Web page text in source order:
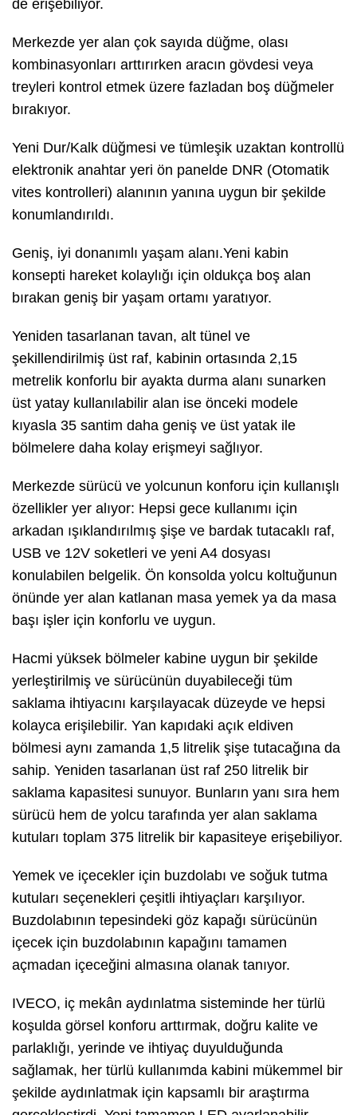
de erişebiliyor.
Merkezde yer alan çok sayıda düğme, olası
kombinasyonları arttırırken aracın gövdesi veya
treyleri kontrol etmek üzere fazladan boş düğmeler
bırakıyor.
Yeni Dur/Kalk düğmesi ve tümleşik uzaktan kontrollü
elektronik anahtar yeri ön panelde DNR (Otomatik
vites kontrolleri) alanının yanına uygun bir şekilde
konumlandırıldı.
Geniş, iyi donanımlı yaşam alanı.Yeni kabin
konsepti hareket kolaylığı için oldukça boş alan
bırakan geniş bir yaşam ortamı yaratıyor.
Yeniden tasarlanan tavan, alt tünel ve
şekillendirilmiş üst raf, kabinin ortasında 2,15
metrelik konforlu bir ayakta durma alanı sunarken
üst yatay kullanılabilir alan ise önceki modele
kıyasla 35 santim daha geniş ve üst yatak ile
bölmelere daha kolay erişmeyi sağlıyor.
Merkezde sürücü ve yolcunun konforu için kullanışlı
özellikler yer alıyor: Hepsi gece kullanımı için
arkadan ışıklandırılmış şişe ve bardak tutacaklı raf,
USB ve 12V soketleri ve yeni A4 dosyası
konulabilen belgelik. Ön konsolda yolcu koltuğunun
önünde yer alan katlanan masa yemek ya da masa
başı işler için konforlu ve uygun.
Hacmi yüksek bölmeler kabine uygun bir şekilde
yerleştirilmiş ve sürücünün duyabileceği tüm
saklama ihtiyacını karşılayacak düzeyde ve hepsi
kolayca erişilebilir. Yan kapıdaki açık eldiven
bölmesi aynı zamanda 1,5 litrelik şişe tutacağına da
sahip. Yeniden tasarlanan üst raf 250 litrelik bir
saklama kapasitesi sunuyor. Bunların yanı sıra hem
sürücü hem de yolcu tarafında yer alan saklama
kutuları toplam 375 litrelik bir kapasiteye erişebiliyor.
Yemek ve içecekler için buzdolabı ve soğuk tutma
kutuları seçenekleri çeşitli ihtiyaçları karşılıyor.
Buzdolabının tepesindeki göz kapağı sürücünün
içecek için buzdolabının kapağını tamamen
açmadan içeceğini almasına olanak tanıyor.
IVECO, iç mekân aydınlatma sisteminde her türlü
koşulda görsel konforu arttırmak, doğru kalite ve
parlaklığı, yerinde ve ihtiyaç duyulduğunda
sağlamak, her türlü kullanımda kabini mükemmel bir
şekilde aydınlatmak için kapsamlı bir araştırma